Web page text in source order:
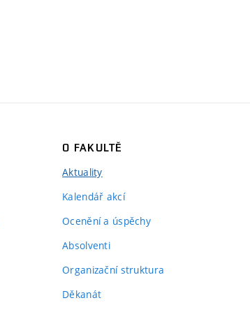
O FAKULTĚ
Aktuality
Kalendář akcí
Ocenění a úspěchy
Absolventi
Organizační struktura
Děkanát